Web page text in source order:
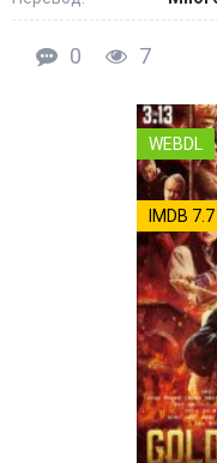
0 7
WEBDL
IMDB 7.7